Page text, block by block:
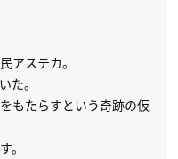
アステカ。
た。
もたらすという奇跡の仮
。